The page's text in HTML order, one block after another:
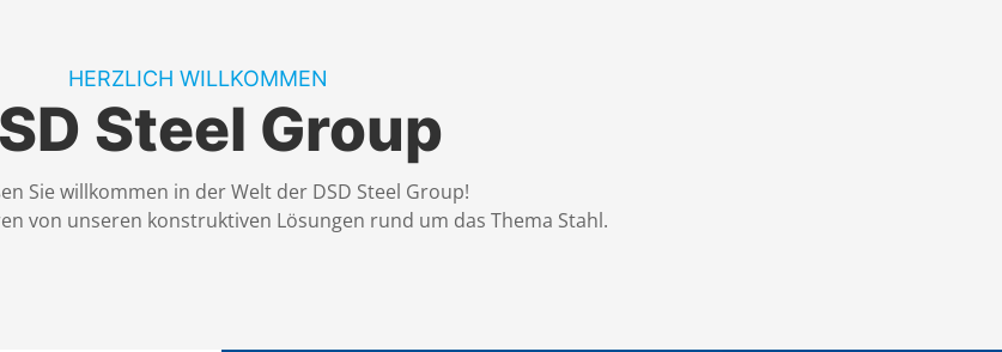
HERZLICH WILLKOMMEN
Steel Group
Sie willkommen in der Welt der DSD Steel Group!
von unseren konstruktiven Lösungen rund um das Thema Stahl.